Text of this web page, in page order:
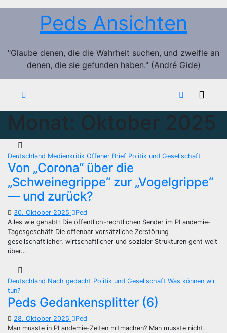
Zum
Peds Ansichten
"Glaube denen, die die Wahrheit suchen, und zweifle an
denen, die sie gefunden haben." (André Gide)
Monat: Oktober 2025
Deutschland Medienkritik Offener Brief Politik und Gesellschaft
Von „Corona“ über die
„Schweinegrippe“ zur „Vogelgrippe“
— und zurück?
30. Oktober 2025
Ped
Alles wie gehabt: Die öffentlich-rechtlichen Sender im PLandemie-
Tagesgeschäft Die offenbar vorsätzliche Zerstörung
gesellschaftlicher, wirtschaftlicher und sozialer Strukturen geht weit
über…
Deutschland Nach gedacht Politik und Gesellschaft Was können wir
tun?
Peds Gedankensplitter (6)
28. Oktober 2025
Ped
Man musste in PLandemie-Zeiten mitmachen? Man musste nicht.